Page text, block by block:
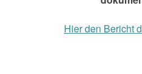
Hier den Bericht